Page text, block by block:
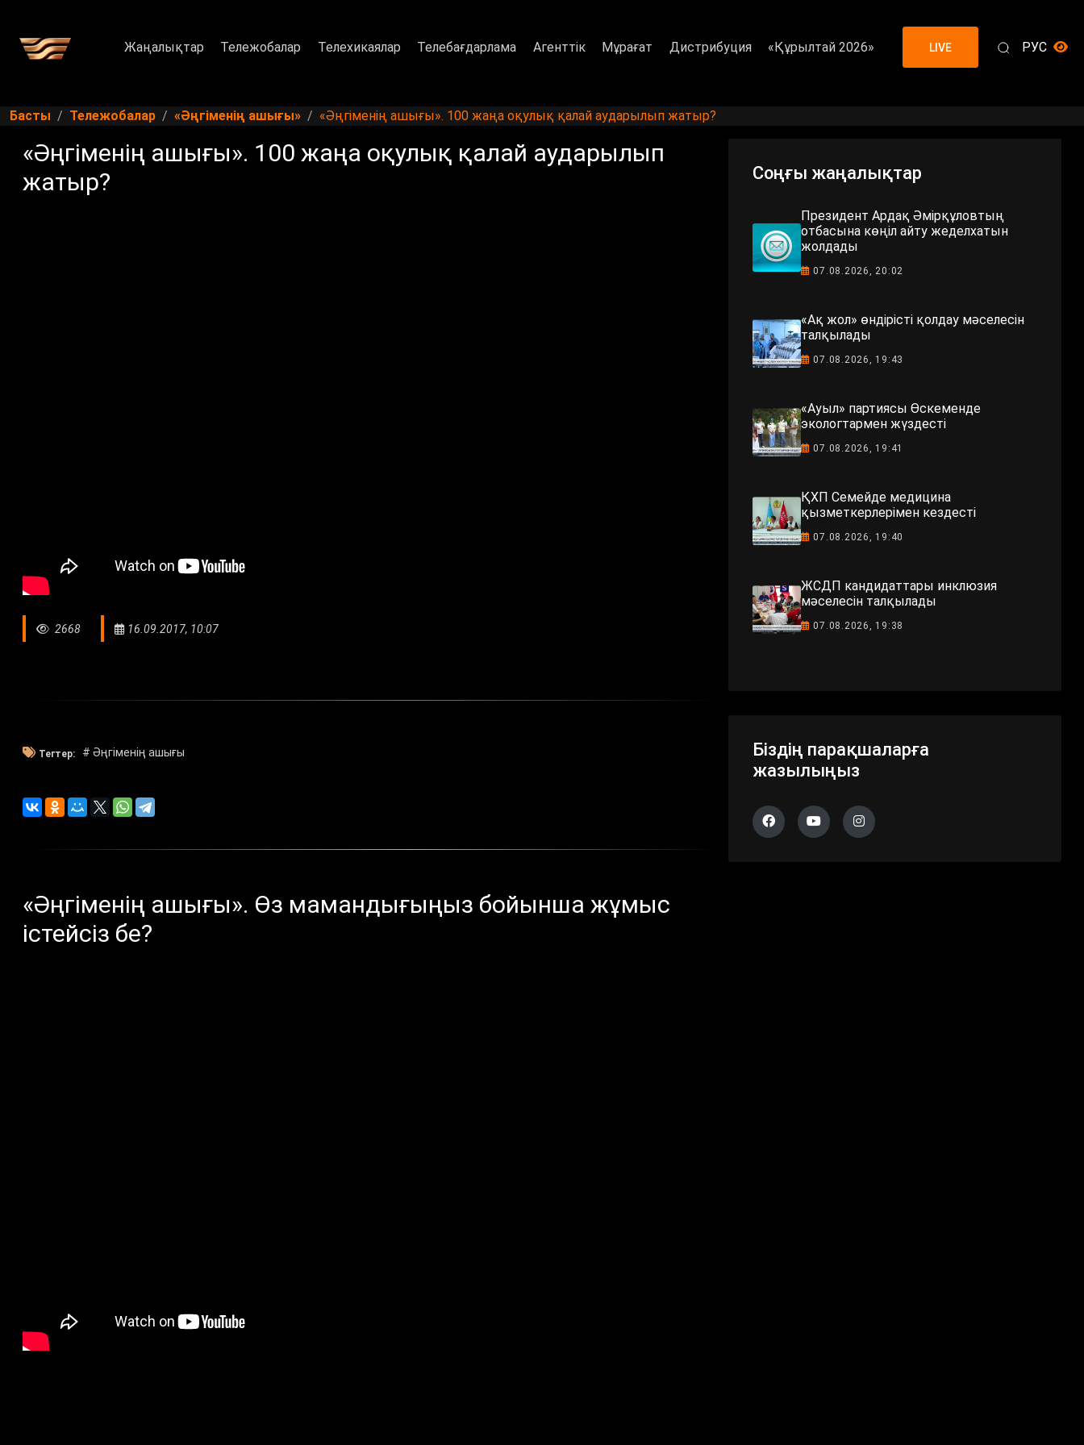
Жаңалықтар Тележобалар Телехикаялар Телебағдарлама Агенттік Мұрағат Дистрибуция «Құрылтай 2026» LIVE РУС
Басты Тележобалар «Әңгіменің ашығы» «Әңгіменің ашығы». 100 жаңа оқулық қалай аударылып жатыр?
«Әңгіменің ашығы». 100 жаңа оқулық қалай аударылып
жатыр?
2668 16.09.2017, 10:07
Тегтер: # Әңгіменің ашығы
Соңғы жаңалықтар
Президент Ардақ Әмірқұловтың
отбасына көңіл айту жеделхатын
жолдады
07.08.2026, 20:02
«Ақ жол» өндірісті қолдау мәселесін
талқылады
07.08.2026, 19:43
«Ауыл» партиясы Өскеменде
экологтармен жүздесті
07.08.2026, 19:41
ҚХП Семейде медицина
қызметкерлерімен кездесті
07.08.2026, 19:40
ЖСДП кандидаттары инклюзия
мәселесін талқылады
07.08.2026, 19:38
Біздің парақшаларға
жазылыңыз
«Әңгіменің ашығы». Өз мамандығыңыз бойынша жұмыс
істейсіз бе?